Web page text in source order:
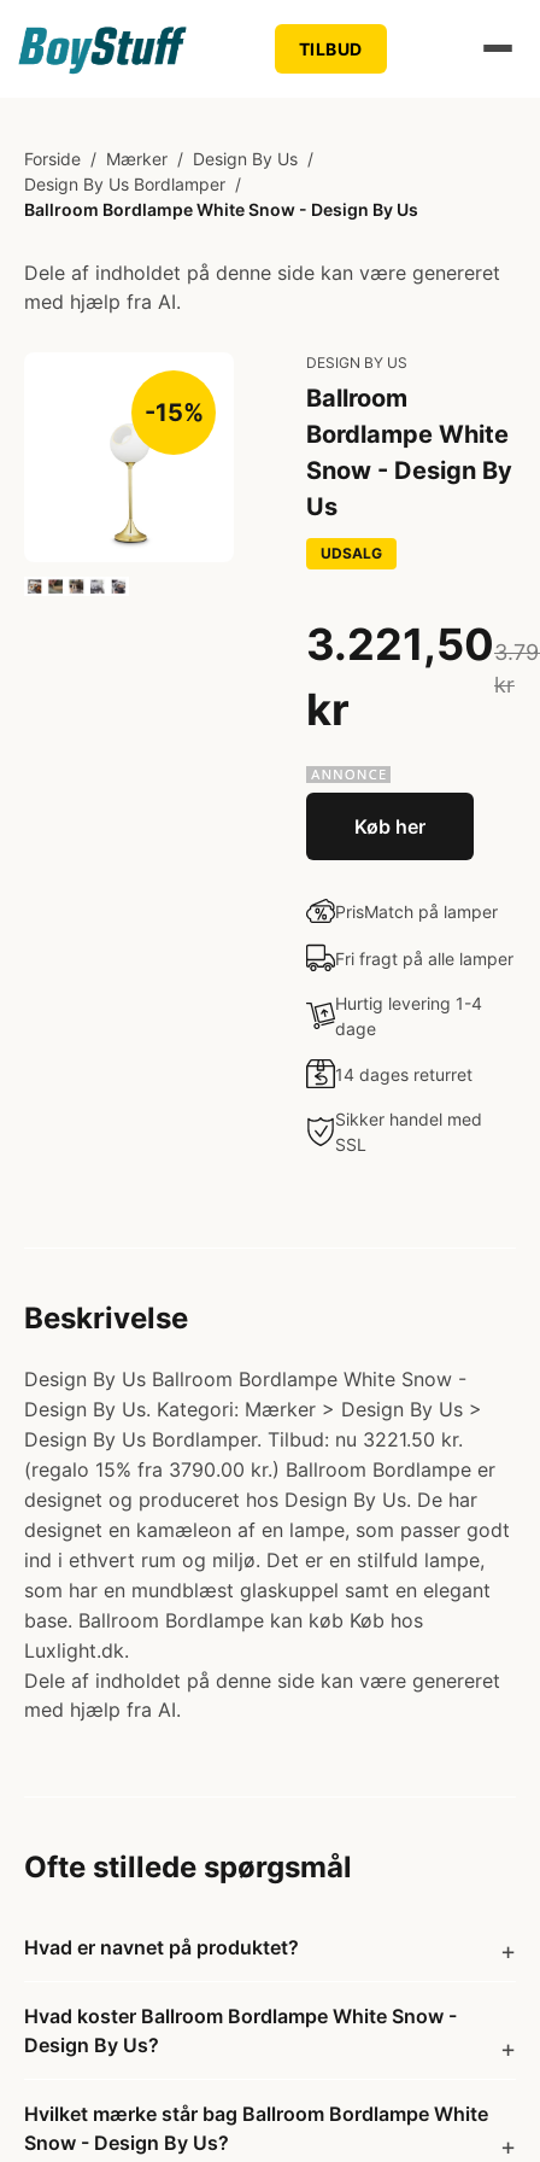
TILBUD
Forside / Mærker / Design By Us /
Design By Us Bordlamper /
Ballroom Bordlampe White Snow - Design By Us
Dele af indholdet på denne side kan være genereret
med hjælp fra AI.
-15%
DESIGN BY US
Ballroom
Bordlampe White
Snow - Design By
Us
UDSALG
3.221,50
kr
kr
Køb her
PrisMatch på lamper
Fri fragt på alle lamper
Hurtig levering 1-4
dage
14 dages returret
Sikker handel med
SSL
Beskrivelse
Design By Us Ballroom Bordlampe White Snow -
Design By Us. Kategori: Mærker > Design By Us >
Design By Us Bordlamper. Tilbud: nu 3221.50 kr.
(regalo 15% fra 3790.00 kr.) Ballroom Bordlampe er
designet og produceret hos Design By Us. De har
designet en kamæleon af en lampe, som passer godt
ind i ethvert rum og miljø. Det er en stilfuld lampe,
som har en mundblæst glaskuppel samt en elegant
base. Ballroom Bordlampe kan køb Køb hos
Luxlight.dk.
Dele af indholdet på denne side kan være genereret
med hjælp fra AI.
Ofte stillede spørgsmål
Hvad er navnet på produktet?
Hvad koster Ballroom Bordlampe White Snow -
Design By Us?
Hvilket mærke står bag Ballroom Bordlampe White
Snow - Design By Us?